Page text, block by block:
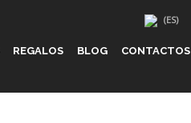
REGALOS BLOG CONTACTOS